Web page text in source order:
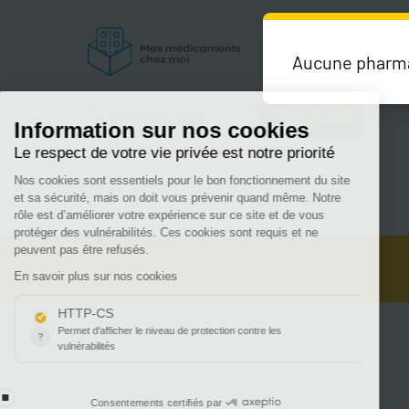
Du lundi au vendredi de 9h00 à 18h00
Aucune